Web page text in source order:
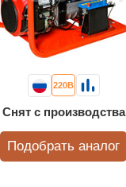
220В
Снят с производства
Подобрать аналог